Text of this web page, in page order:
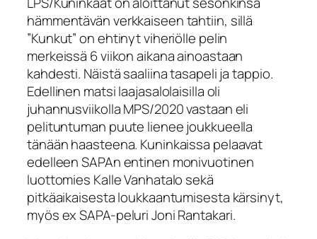
hämmentävän verkkaiseen tahtiin, sillä
”Kunkut” on ehtinyt viheriölle pelin
merkeissä 6 viikon aikana ainoastaan
kahdesti. Näistä saaliina tasapeli ja tappio.
Edellinen matsi laajasalolaisilla oli
juhannusviikolla MPS/2020 vastaan eli
pelituntuman puute lienee joukkueella
tänään haasteena. Kuninkaissa pelaavat
edelleen SAPAn entinen monivuotinen
luottomies Kalle Vanhatalo sekä
pitkäaikaisesta loukkaantumisesta kärsinyt,
myös ex SAPA-peluri Joni Rantakari.